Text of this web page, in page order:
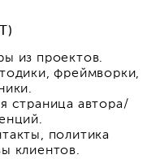
из проектов.
фреймворки,
страница автора/
политика
клиентов.